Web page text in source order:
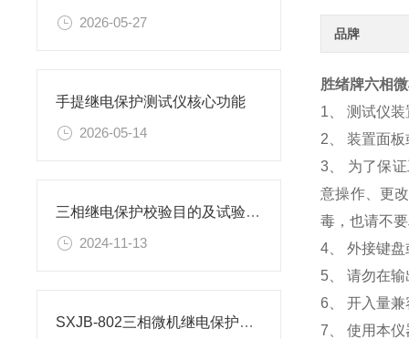
2026-05-27
手提继电保护测试仪核心功能
2026-05-14
三相继电保护校验目的及试验操作步骤
2024-11-13
SXJB-802三相微机继电保护测试仪的运用范围
品牌
胜绪牌六相
1、 测试仪
2、 装置面
3、 为了保
意操作、更
毒，也请不
4、 外接键
5、 请勿在
6、 开入量
7、 使用本